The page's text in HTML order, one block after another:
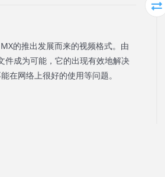
的推出发展而来的视频格式。由
件成为可能，它的出现有效地解决
在网络上很好的使用等问题。